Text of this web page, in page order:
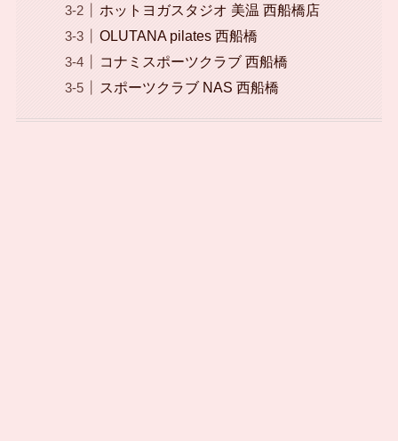
ホットヨガスタジオ 美温 西船橋店
OLUTANA pilates 西船橋
コナミスポーツクラブ 西船橋
スポーツクラブ NAS 西船橋